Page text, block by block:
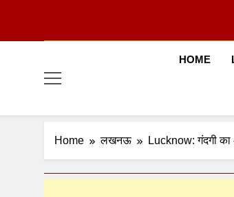
HOME
Home लखनऊ Lucknow: गंदगी का